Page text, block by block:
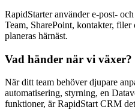
RapidStarter använder e-post-
Team, SharePoint, kontakter, filer
planeras härnäst.
Vad händer när vi växer?
När ditt team behöver djupare
automatisering, styrning, en
funktioner, är RapidStart CRM det